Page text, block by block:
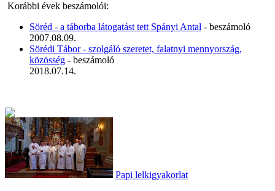
Korábbi évek beszámolói:
Söréd - a táborba látogatást tett Spányi Antal - beszámoló
2007.08.09.
Sörédi Tábor - szolgáló szeretet, falatnyi mennyország,
közösség - beszámoló
2018.07.14.
Papi lelkigyakorlat